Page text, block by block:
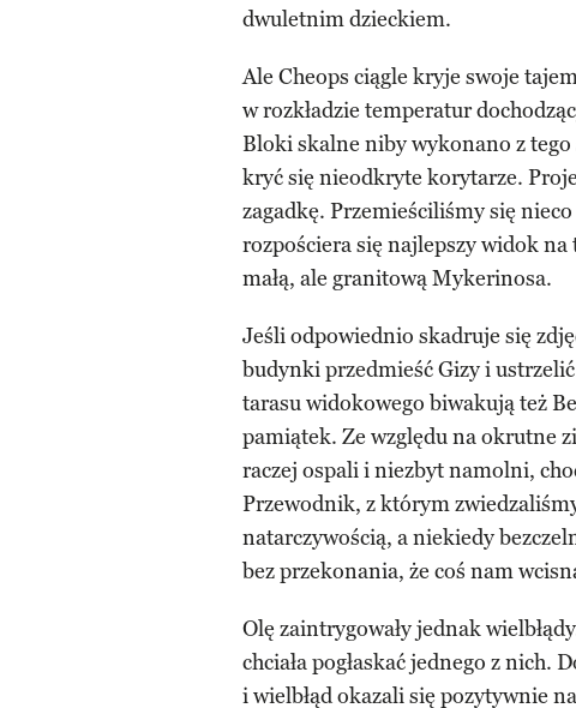
dwuletnim dzieckiem.
Ale Cheops ciągle kryje swoje
w rozkładzie temperatur
Bloki skalne niby wykonano z
kryć się nieodkryte korytarze.
zagadkę. Przemieściliśmy się
rozpościera się najlepszy widok
małą, ale granitową Mykerinosa.
Jeśli odpowiednio skadruje się
budynki przedmieść Gizy i
tarasu widokowego biwakują też
pamiątek. Ze względu na okrutne
raczej ospali i niezbyt namolni,
Przewodnik, z którym
natarczywością, a niekiedy
bez przekonania, że coś nam
Olę zaintrygowały jednak
chciała pogłaskać jednego z nich.
i wielbłąd okazali się pozytywnie